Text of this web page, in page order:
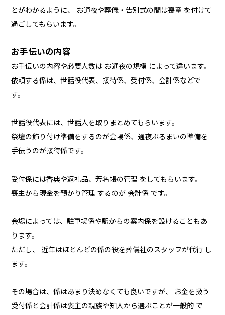
とがわかるように、 お通夜や葬儀・告別式の間は喪章 を付けて
過ごしてもらいます。
お手伝いの内容
お手伝いの内容や必要人数は お通夜の規模 によって違います。
依頼する係は、世話役代表、接待係、受付係、会計係などで
す。
世話役代表には、世話人を取りまとめてもらいます。
祭壇の飾り付け準備をするのが会場係、通夜ぶるまいの準備を
手伝うのが接待係です。
受付係には香典や返礼品、芳名帳の管理 をしてもらいます。
喪主から現金を預かり管理 するのが 会計係 です。
会場によっては、駐車場係や駅からの案内係を設けることもあ
ります。
ただし、 近年はほとんどの係の役を葬儀社のスタッフが代行 し
ます。
その場合は、係はあまり決めなくても良いですが、 お金を扱う
受付係と会計係は喪主の親族や知人から選ぶことが一般的 で